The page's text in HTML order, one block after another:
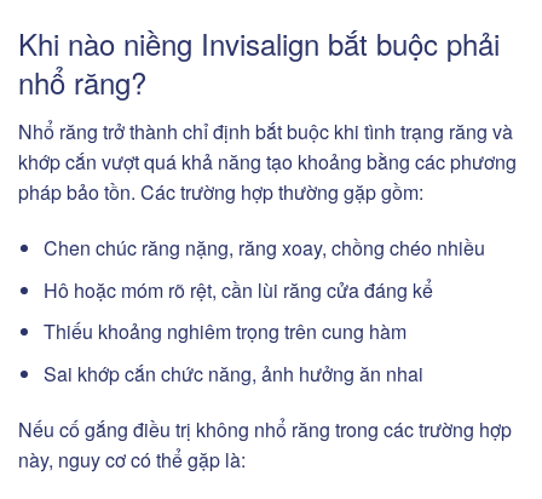
Khi nào niềng Invisalign bắt buộc phải
nhổ răng?
Nhổ răng trở thành chỉ định bắt buộc khi tình trạng răng và
khớp cắn vượt quá khả năng tạo khoảng bằng các phương
pháp bảo tồn. Các trường hợp thường gặp gồm:
Chen chúc răng nặng, răng xoay, chồng chéo nhiều
Hô hoặc móm rõ rệt, cần lùi răng cửa đáng kể
Thiếu khoảng nghiêm trọng trên cung hàm
Sai khớp cắn chức năng, ảnh hưởng ăn nhai
Nếu cố gắng điều trị không nhổ răng trong các trường hợp
này, nguy cơ có thể gặp là: